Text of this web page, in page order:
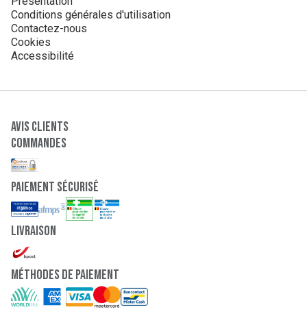
Conditions générales d'utilisation
Contactez-nous
Cookies
Accessibilité
Avis clients
Commandes
paiement sécurisé
Livraison
Méthodes de paiement